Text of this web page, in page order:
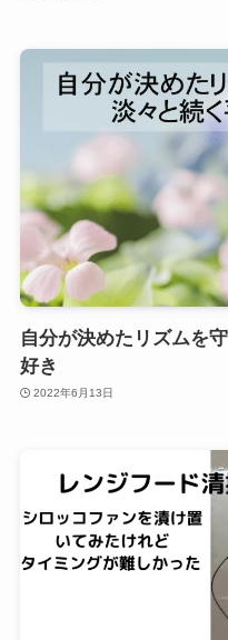
自分が決めたリズムを
好き
2022年6月13日